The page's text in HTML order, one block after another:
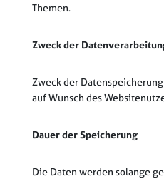
Themen.
Zweck der
Zweck der
auf Wunsch des
Dauer der Speicherung
Die Daten werden solange